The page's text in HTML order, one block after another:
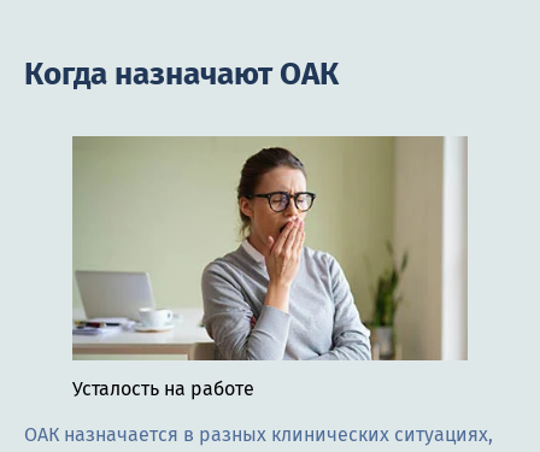
Когда назначают ОАК
Усталость на работе
ОАК назначается в разных клинических ситуациях,